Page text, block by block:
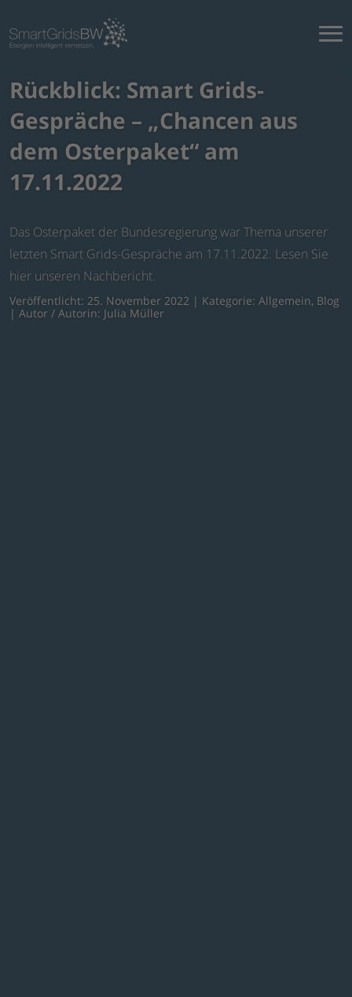
Rückblick: Smart Grids-
Gespräche – „Chancen aus
dem Osterpaket“ am
17.11.2022
Das Osterpaket der Bundesregierung war Thema unserer
letzten Smart Grids-Gespräche am 17.11.2022. Lesen Sie
hier unseren Nachbericht.
Veröffentlicht: 25. November 2022 | Kategorie: Allgemein, Blog
| Autor / Autorin: Julia Müller